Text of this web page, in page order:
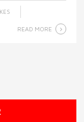
READ MORE